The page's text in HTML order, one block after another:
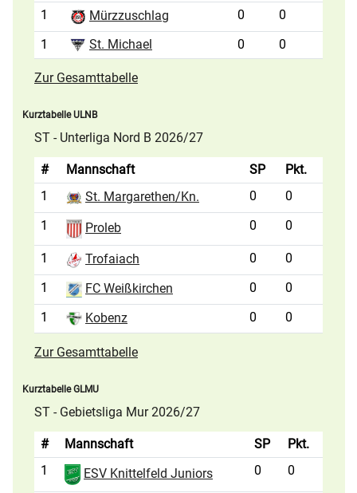
1 Mürzzuschlag 0
0
1
St. Michael 0 0
Zur Gesamttabelle
Kurztabelle ULNB
ST - Unterliga Nord B 2026/27
# Mannschaft SP
Pkt.
1
St. Margarethen/Kn. 0
0
1
Proleb 0 0
1 Trofaiach 0
0
1
FC Weißkirchen 0
0
1
Kobenz 0 0
Zur Gesamttabelle
Kurztabelle GLMU
ST - Gebietsliga Mur 2026/27
# Mannschaft SP
Pkt.
1
ESV Knittelfeld Juniors 0 0